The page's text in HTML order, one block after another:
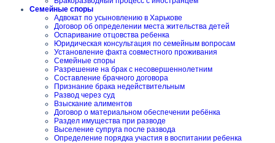
Семейные споры
Адвокат по усыновлению в Харькове
Договор об определении места жительства детей
Оспаривание отцовства ребенка
Юридическая консультация по семейным вопросам
Установление факта совместного проживания
Семейные споры
Разрешение на брак с несовершеннолетним
Составление брачного договора
Признание брака недействительным
Развод через суд
Взыскание алиментов
Договор о материальном обеспечении ребёнка
Раздел имущества при разводе
Выселение супруга после развода
Определение порядка участия в воспитании ребенка